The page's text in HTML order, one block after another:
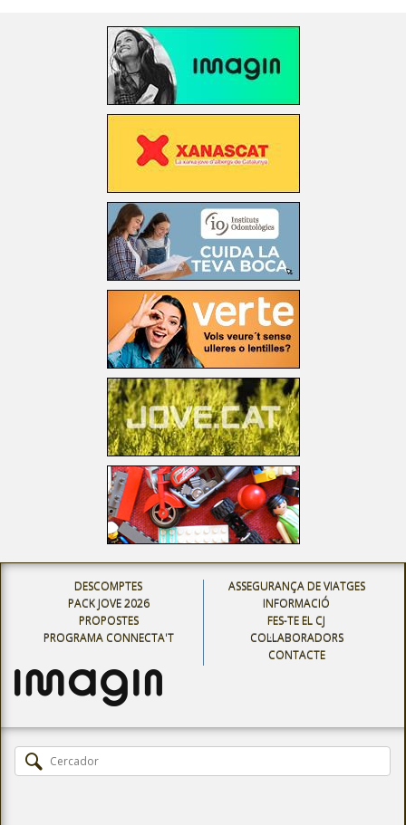
DESCOMPTES
PACK JOVE 2026
PROPOSTES
PROGRAMA CONNECTA'T
ASSEGURANÇA DE VIATGES
INFORMACIÓ
FES-TE EL CJ
COL·LABORADORS
CONTACTE